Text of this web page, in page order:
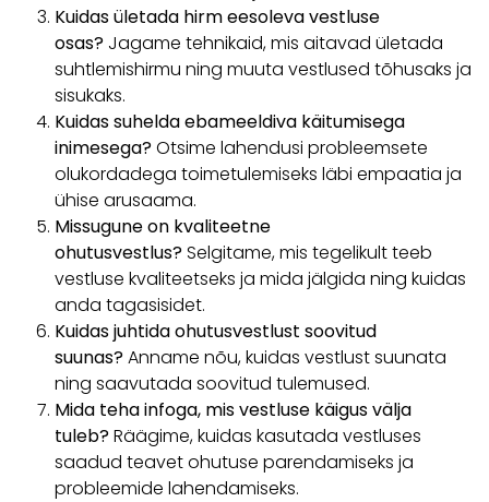
Kuidas ületada hirm eesoleva vestluse
osas? Jagame tehnikaid, mis aitavad ületada
suhtlemishirmu ning muuta vestlused tõhusaks ja
sisukaks.
Kuidas suhelda ebameeldiva käitumisega
inimesega?Otsime lahendusi probleemsete
olukordadega toimetulemiseks läbi empaatia ja
ühise arusaama.
Missugune on kvaliteetne
ohutusvestlus?Selgitame, mis tegelikult teeb
vestluse kvaliteetseks ja mida jälgida ning kuidas
anda tagasisidet.
Kuidas juhtida ohutusvestlust soovitud
suunas?Anname nõu, kuidas vestlust suunata
ning saavutada soovitud tulemused.
Mida teha infoga, mis vestluse käigus välja
tuleb?Räägime, kuidas kasutada vestluses
saadud teavet ohutuse parendamiseks ja
probleemide lahendamiseks.